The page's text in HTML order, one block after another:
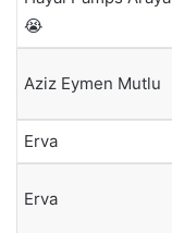
😭
Aziz Eymen Mutlu
Erva
Erva